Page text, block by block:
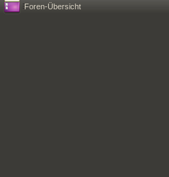
Foren-Übersicht